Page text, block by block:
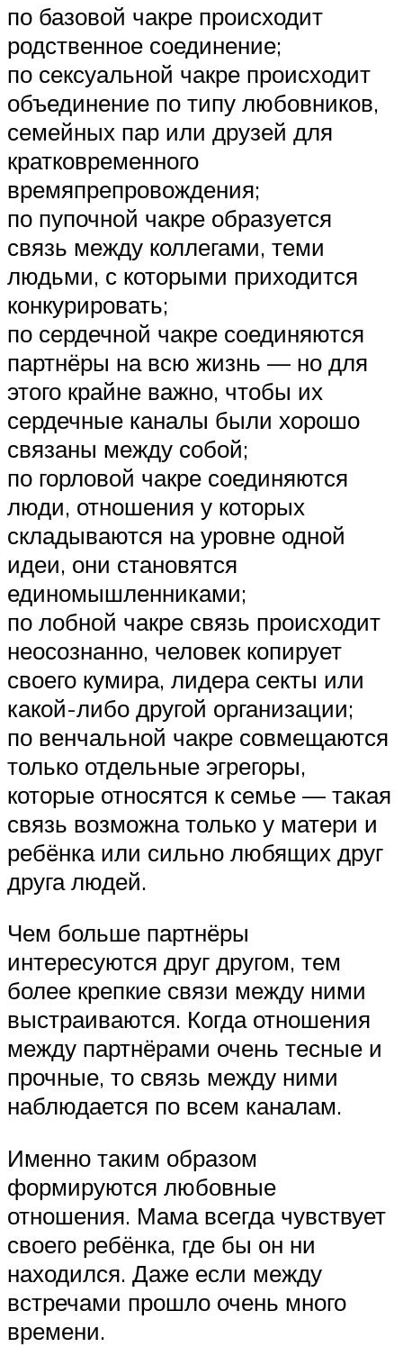
по базовой чакре происходит
родственное соединение;
по сексуальной чакре происходит
объединение по типу любовников,
семейных пар или друзей для
кратковременного
времяпрепровождения;
по пупочной чакре образуется
связь между коллегами, теми
людьми, с которыми приходится
конкурировать;
по сердечной чакре соединяются
партнёры на всю жизнь — но для
этого крайне важно, чтобы их
сердечные каналы были хорошо
связаны между собой;
по горловой чакре соединяются
люди, отношения у которых
складываются на уровне одной
идеи, они становятся
единомышленниками;
по лобной чакре связь происходит
неосознанно, человек копирует
своего кумира, лидера секты или
какой-либо другой организации;
по венчальной чакре совмещаются
только отдельные эгрегоры,
которые относятся к семье — такая
связь возможна только у матери и
ребёнка или сильно любящих друг
друга людей.
Чем больше партнёры
интересуются друг другом, тем
более крепкие связи между ними
выстраиваются. Когда отношения
между партнёрами очень тесные и
прочные, то связь между ними
наблюдается по всем каналам.
Именно таким образом
формируются любовные
отношения. Мама всегда чувствует
своего ребёнка, где бы он ни
находился. Даже если между
встречами прошло очень много
времени.